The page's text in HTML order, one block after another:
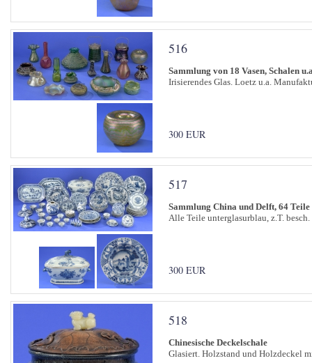
516
Sammlung von 18 Vasen, Schalen
Irisierendes Glas. Loetz u.a.
300 EUR
517
Sammlung China und Delft, 64 Teile
Alle Teile unterglasurblau, z.T.
300 EUR
518
Chinesische Deckelschale
Glasiert. Holzstand und Holzdeckel